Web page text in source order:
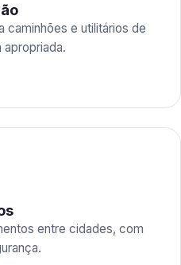
caminhões e utilitários de
entre cidades, com